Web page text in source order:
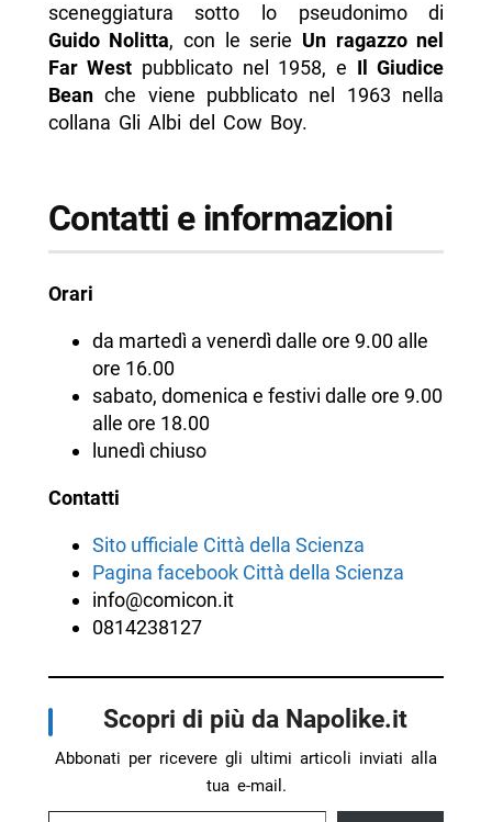
sceneggiatura sotto lo pseudonimo di
Guido Nolitta, con le serie Un ragazzo nel
Far West pubblicato nel 1958, e Il Giudice
Beanche viene pubblicato nel 1963 nella
collana Gli Albi del Cow Boy.
Contatti e informazioni
Orari
da martedì a venerdì dalle ore 9.00 alle
ore 16.00
sabato, domenica e festivi dalle ore 9.00
alle ore 18.00
lunedì chiuso
Contatti
Sito ufficiale Città della Scienza
Pagina facebook Città della Scienza
info@comicon.it
0814238127
Scopri di più da Napolike.it
Abbonati per ricevere gli ultimi articoli inviati alla
tua e-mail.
Digita la tua e-mail...